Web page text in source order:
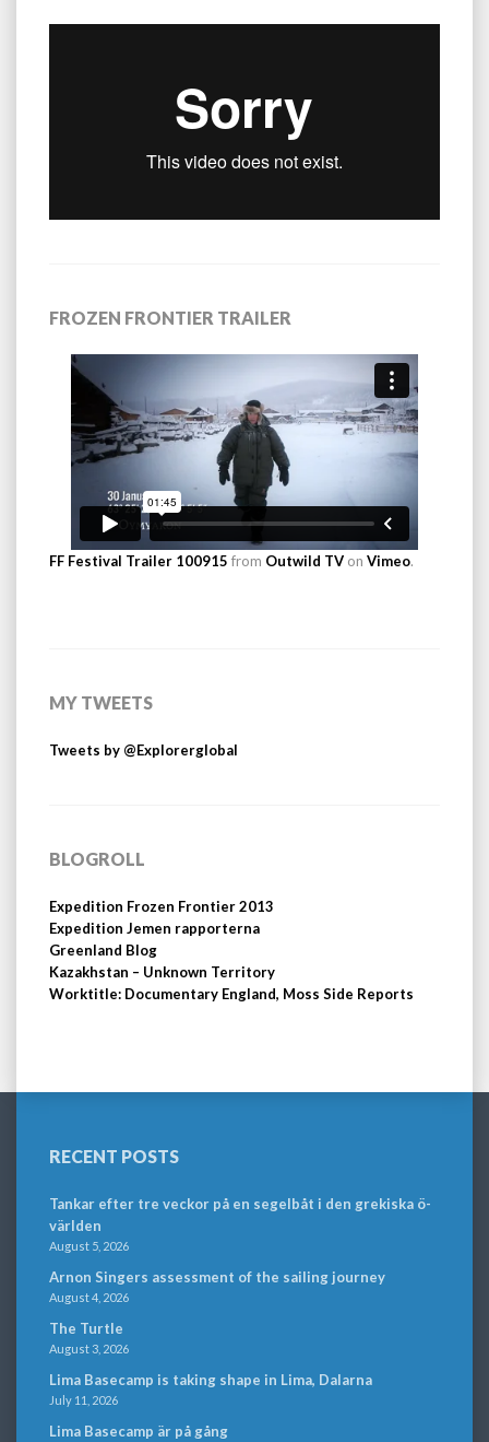
FROZEN FRONTIER TRAILER
FF Festival Trailer 100915 from Outwild TV on Vimeo.
MY TWEETS
Tweets by @Explorerglobal
BLOGROLL
Expedition Frozen Frontier 2013
Expedition Jemen rapporterna
Greenland Blog
Kazakhstan – Unknown Territory
Worktitle: Documentary England, Moss Side Reports
RECENT POSTS
Tankar efter tre veckor på en segelbåt i den grekiska ö-
världen
August 5, 2026
Arnon Singers assessment of the sailing journey
August 4, 2026
The Turtle
August 3, 2026
Lima Basecamp is taking shape in Lima, Dalarna
July 11, 2026
Lima Basecamp är på gång